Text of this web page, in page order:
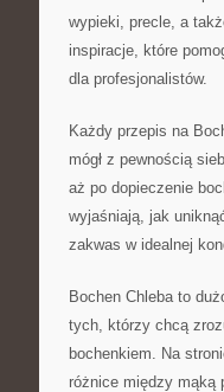
wypieki, precle, a
inspiracje, które
dla profesjonalistów.
Każdy przepis na
mógł z pewnością
aż po dopieczenie
wyjaśniają, jak
zakwas w idealnej
Bochen Chleba to
tych, którzy chcą
bochenkiem. Na
różnice między mąką